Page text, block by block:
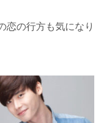
恋の行方も気になり